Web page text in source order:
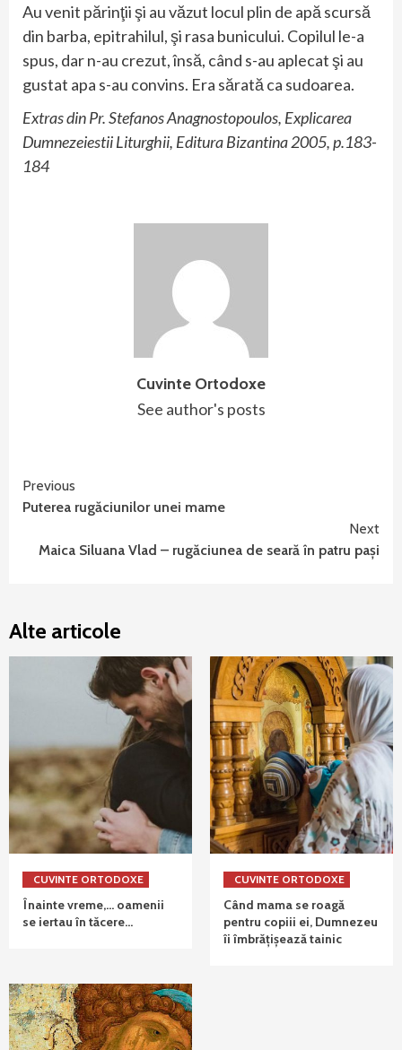
Au venit părinţii şi au văzut locul plin de apă scursă
din barba, epitrahilul, şi rasa bunicului. Copilul le-a
spus, dar n-au crezut, însă, când s-au aplecat şi au
gustat apa s-au convins. Era sărată ca sudoarea.
Extras din Pr. Stefanos Anagnostopoulos, Explicarea
Dumnezeiestii Liturghii, Editura Bizantina 2005, p.183-
184
Cuvinte Ortodoxe
See author's posts
Continue
Reading
Previous
Puterea rugăciunilor unei mame
Next
Maica Siluana Vlad – rugăciunea de seară în patru paşi
Alte articole
CUVINTE ORTODOXE
Înainte vreme,… oamenii
se iertau în tăcere…
CUVINTE ORTODOXE
Când mama se roagă
pentru copiii ei, Dumnezeu
îi îmbrățișează tainic